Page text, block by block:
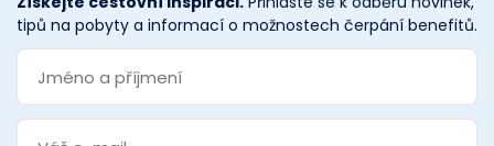
tipů na pobyty a informací o možnostech čerpání benefitů.